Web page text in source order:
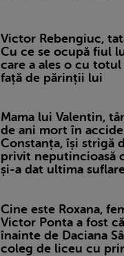
Victor Rebengiuc,
Cu ce se ocupă fiul
care a ales o cu totul
față de părinții lui
Mama lui Valentin,
de ani mort în
Constanța, își strigă
privit neputincioasă
și-a dat ultima
Cine este Roxana,
Victor Ponta a fost
înainte de Daciana
coleg de liceu cu